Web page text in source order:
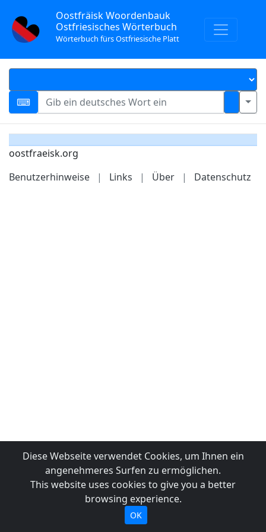
Oostfräisk Woordenbauk
Ostfriesisches Wörterbuch
Wörterbuch fürs Ostfriesische Platt
oostfraeisk.org
Benutzerhinweise
| Links | Über | Datenschutz
Diese Webseite verwendet Cookies, um Ihnen ein
angenehmeres Surfen zu ermöglichen.
This website uses cookies to give you a better
browsing experience.
OK